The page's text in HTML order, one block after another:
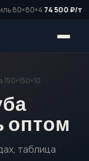
80×80×474 500 ₽/т·
150×150×10
оптом
таблица